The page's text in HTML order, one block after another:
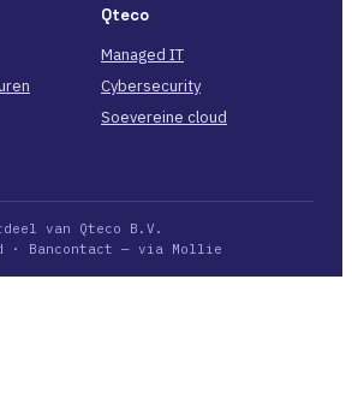
Qteco
Managed IT
Cybersecurity
Soevereine cloud
van Qteco B.V.
· Bancontact — via Mollie